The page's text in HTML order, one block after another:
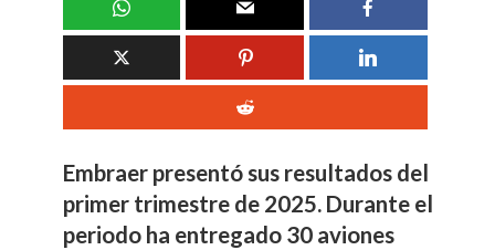
Embraer presentó sus resultados del
primer trimestre de 2025. Durante el
periodo ha entregado 30 aviones